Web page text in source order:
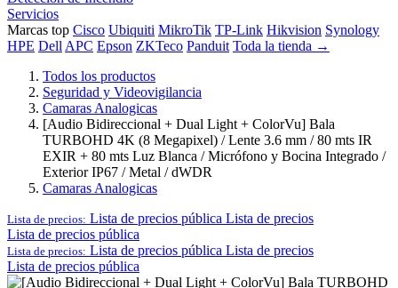
Servicios
Marcas top Cisco Ubiquiti MikroTik TP-Link Hikvision Synology
HPE Dell APC Epson ZKTeco Panduit Toda la tienda →
Todos los productos
Seguridad y Videovigilancia
Camaras Analogicas
[Audio Bidireccional + Dual Light + ColorVu] Bala
TURBOHD 4K (8 Megapixel) / Lente 3.6 mm / 80 mts IR
EXIR + 80 mts Luz Blanca / Micrófono y Bocina Integrado /
Exterior IP67 / Metal / dWDR
Camaras Analogicas
Lista de precios: Lista de precios pública Lista de precios
Lista de precios pública
Lista de precios: Lista de precios pública Lista de precios
Lista de precios pública